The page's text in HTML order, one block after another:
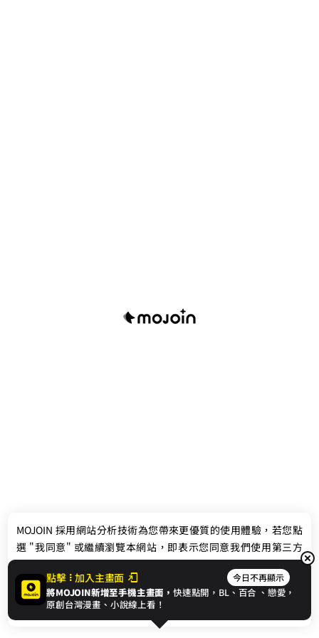
聯絡我們
© 2024 gamania Digital Entertainment Co., Ltd.
點擊 加入主畫面 今日不再顯示
將MOJOIN新增至手機主畫面，快速點開，BL、 百合 、戀愛，
原創台灣漫畫、小說線上看！
MOJOIN 採用網站分析技術為您帶來更優質的使用體驗，若您點
選 "我同意" 或繼續瀏覽本網站，即表示您同意我們使用第三方
Cookie，欲瞭解更多資訊請見隱私權政策。
我同意